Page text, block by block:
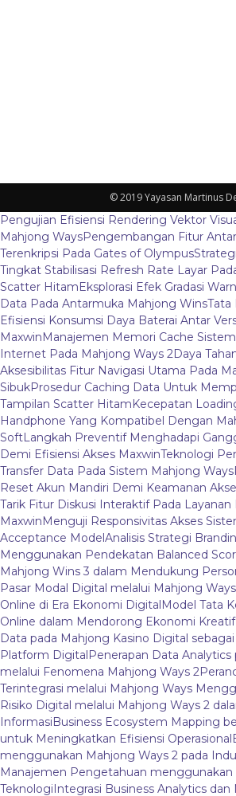
© 2019 Yayasan Martinus
Pengujian Efisiensi Rendering Vektor
Mahjong WaysPengembangan Fitur
Terenkripsi Pada Gates of Olympus
Tingkat Stabilisasi Refresh Rate Layar
Scatter HitamEksplorasi Efek Gradasi
Data Pada Antarmuka Mahjong WinsTata
Efisiensi Konsumsi Daya Baterai Antar
MaxwinManajemen Memori Cache
Internet Pada Mahjong Ways 2Daya
Aksesibilitas Fitur Navigasi Utama Pada
SibukProsedur Caching Data Untuk
Tampilan Scatter HitamKecepatan
Handphone Yang Kompatibel Dengan
SoftLangkah Preventif Menghadapi
Demi Efisiensi Akses MaxwinTeknologi
Transfer Data Pada Sistem Mahjong Ways
Reset Akun Mandiri Demi Keamanan
Tarik Fitur Diskusi Interaktif Pada Layanan
MaxwinMenguji Responsivitas Akses
Acceptance ModelAnalisis Strategi
Menggunakan Pendekatan Balanced
Mahjong Wins 3 dalam Mendukung
Pasar Modal Digital melalui Mahjong
Online di Era Ekonomi DigitalModel Tata
Online dalam Mendorong Ekonomi
Data pada Mahjong Kasino Digital
Platform DigitalPenerapan Data
melalui Fenomena Mahjong Ways 2
Terintegrasi melalui Mahjong Ways
Risiko Digital melalui Mahjong Ways 2
InformasiBusiness Ecosystem Mapping
untuk Meningkatkan Efisiensi Operasional
menggunakan Mahjong Ways 2 pada
Manajemen Pengetahuan
TeknologiIntegrasi Business Analytics